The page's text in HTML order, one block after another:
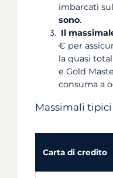
imbarcati
sono.
Il
€ per
la quasi
e Gold
consuma a
Massimali
Carta di credito